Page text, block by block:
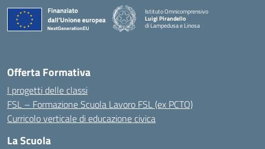
Istituto Omnicomprensivo
Luigi Pirandello
di Lampedusa e Linosa
Offerta Formativa
I progetti delle classi
FSL – Formazione Scuola Lavoro FSL (ex PCTO)
Curricolo verticale di educazione civica
La Scuola